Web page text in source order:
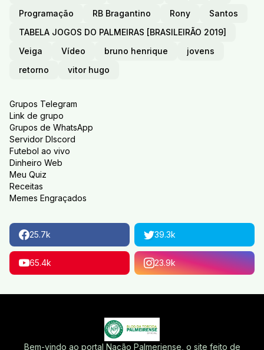
Programação
RB Bragantino Rony
Santos
TABELA JOGOS DO PALMEIRAS [BRASILEIRÃO 2019]
Veiga
Vídeo bruno henrique
jovens
retorno
vitor hugo
Grupos Telegram
Link de grupo
Grupos de WhatsApp
Servidor DIscord
Futebol ao vivo
Dinheiro Web
Meu Quiz
Receitas
Memes Engraçados
25.7k 39.3k
65.4k 23.9k
Bem-vindo ao portal Nação Palmeriense, o site feito de